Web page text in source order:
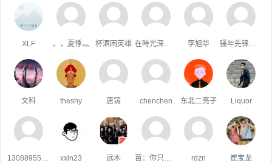
XLF 。，夏悸灬 杯酒困英雄 李旭华
文科 theshy 唐铸 chenchen 东北二亮子 Liquor
xxin23 远木 rdzn 崔宝龙